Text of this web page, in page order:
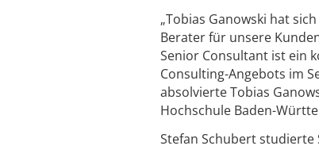
„Tobias Ganowski hat
Berater für unsere
Senior Consultant ist ein
Consulting-Angebots im
absolvierte Tobias
Hochschule Baden-
Stefan Schubert studierte